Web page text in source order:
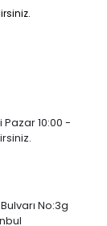
10:00 -
No:3g